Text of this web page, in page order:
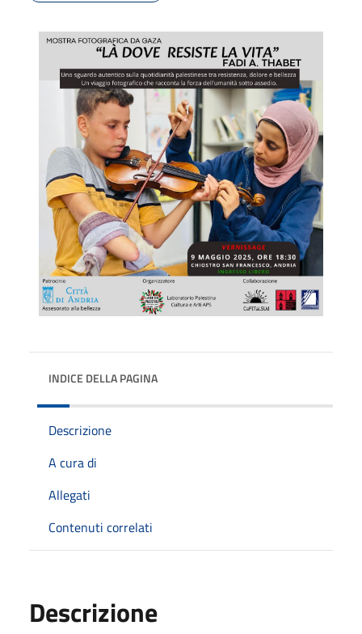
INDICE DELLA PAGINA
Descrizione
A cura di
Allegati
Contenuti correlati
Descrizione